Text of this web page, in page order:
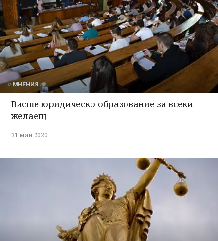
МНЕНИЯ
Висше юридическо образование за всеки
желаещ
31 май 2020